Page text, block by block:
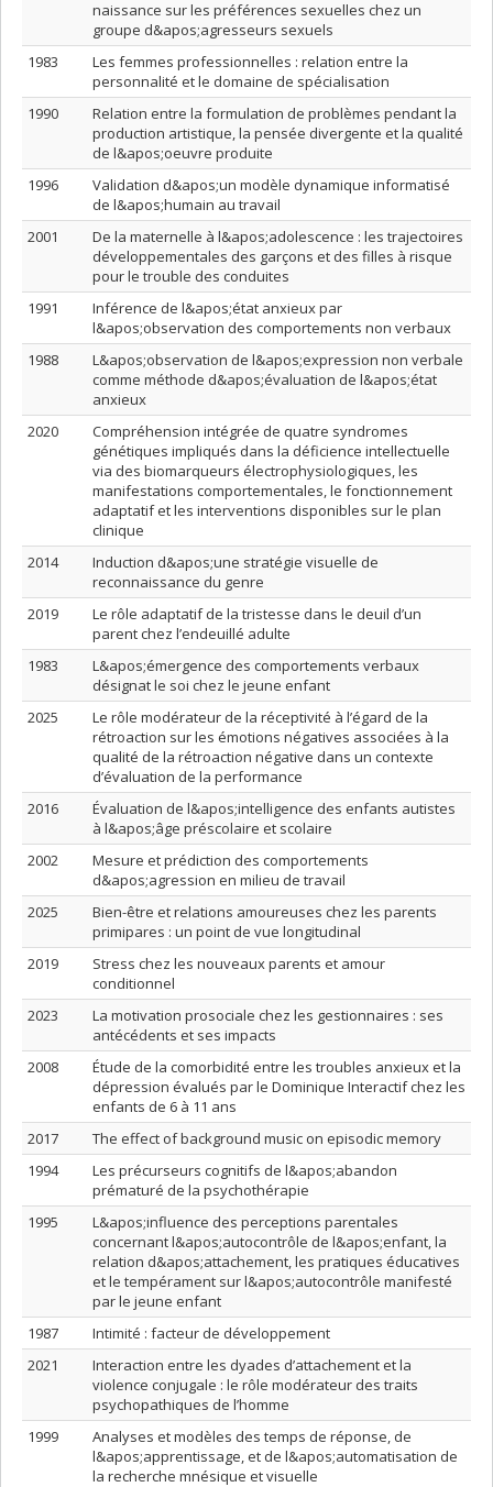
naissance sur les préférences sexuelles chez un
groupe d&apos;agresseurs sexuels
1983
Les femmes professionnelles : relation entre la
personnalité et le domaine de spécialisation
1990
Relation entre la formulation de problèmes pendant la
production artistique, la pensée divergente et la qualité
de l&apos;oeuvre produite
1996
Validation d&apos;un modèle dynamique informatisé
de l&apos;humain au travail
2001
De la maternelle à l&apos;adolescence : les trajectoires
développementales des garçons et des filles à risque
pour le trouble des conduites
1991
Inférence de l&apos;état anxieux par
l&apos;observation des comportements non verbaux
1988
L&apos;observation de l&apos;expression non verbale
comme méthode d&apos;évaluation de l&apos;état
anxieux
2020
Compréhension intégrée de quatre syndromes
génétiques impliqués dans la déficience intellectuelle
via des biomarqueurs électrophysiologiques, les
manifestations comportementales, le fonctionnement
adaptatif et les interventions disponibles sur le plan
clinique
2014
Induction d&apos;une stratégie visuelle de
reconnaissance du genre
2019
Le rôle adaptatif de la tristesse dans le deuil d’un
parent chez l’endeuillé adulte
1983
L&apos;émergence des comportements verbaux
désignat le soi chez le jeune enfant
2025
Le rôle modérateur de la réceptivité à l’égard de la
rétroaction sur les émotions négatives associées à la
qualité de la rétroaction négative dans un contexte
d’évaluation de la performance
2016
Évaluation de l&apos;intelligence des enfants autistes
à l&apos;âge préscolaire et scolaire
2002
Mesure et prédiction des comportements
d&apos;agression en milieu de travail
2025
Bien-être et relations amoureuses chez les parents
primipares : un point de vue longitudinal
2019
Stress chez les nouveaux parents et amour
conditionnel
2023
La motivation prosociale chez les gestionnaires : ses
antécédents et ses impacts
2008
Étude de la comorbidité entre les troubles anxieux et la
dépression évalués par le Dominique Interactif chez les
enfants de 6 à 11 ans
2017
The effect of background music on episodic memory
1994
Les précurseurs cognitifs de l&apos;abandon
prématuré de la psychothérapie
1995
L&apos;influence des perceptions parentales
concernant l&apos;autocontrôle de l&apos;enfant, la
relation d&apos;attachement, les pratiques éducatives
et le tempérament sur l&apos;autocontrôle manifesté
par le jeune enfant
1987
Intimité : facteur de développement
2021
Interaction entre les dyades d’attachement et la
violence conjugale : le rôle modérateur des traits
psychopathiques de l’homme
1999
Analyses et modèles des temps de réponse, de
l&apos;apprentissage, et de l&apos;automatisation de
la recherche mnésique et visuelle